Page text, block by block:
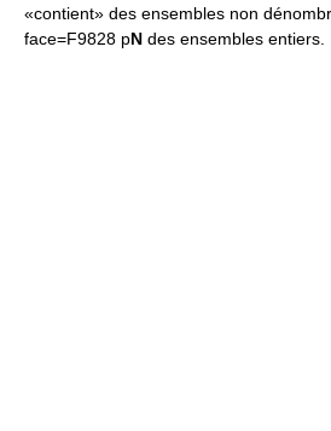
«contient» des ensembles non
face=F9828 pN des ensembles entiers.